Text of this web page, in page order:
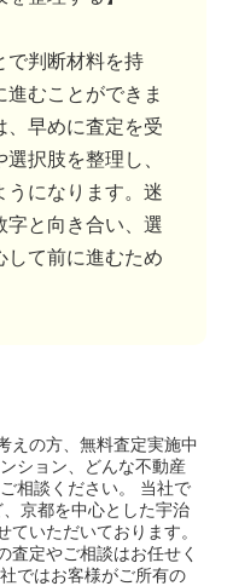
で判断材料を持
むことができま
、早めに査定を受
択肢を整理し、
うになります。迷
字と向き合い、選
して前に進むため
えの方、無料査定実施中
ション、どんな不動産
相談ください。
当社で
京都を中心とした宇治
いただいております。
査定やご相談はお任せく
ではお客様がご所有の